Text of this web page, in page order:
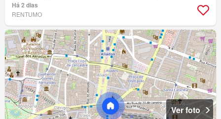
Há 2 dias
RENTUMO
Ver foto